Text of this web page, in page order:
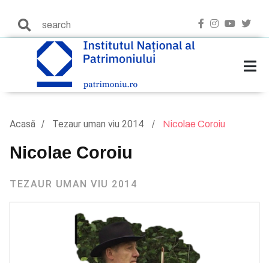
Acasă Tezaur uman viu 2014 Nicolae Coroiu
Nicolae Coroiu
TEZAUR UMAN VIU 2014